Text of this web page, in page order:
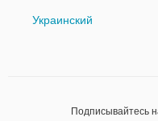
Украинский
Подписывайтесь